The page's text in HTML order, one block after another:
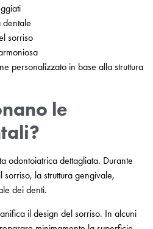
dentale
sorriso
personalizzato in base alla struttura
le
odontoiatrica dettagliata. Durante
la struttura gengivale,
dei denti.
il design del sorriso. In alcuni